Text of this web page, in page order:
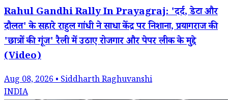
Rahul Gandhi Rally In Prayagraj: 'दर्द, डेटा और
दौलत' के सहारे राहुल गांधी ने साधा केंद्र पर निशाना, प्रयागराज की
'छात्रों की गूंज' रैली में उठाए रोजगार और पेपर लीक के मुद्दे
(Video)
Aug 08, 2026 • Siddharth Raghuvanshi
INDIA